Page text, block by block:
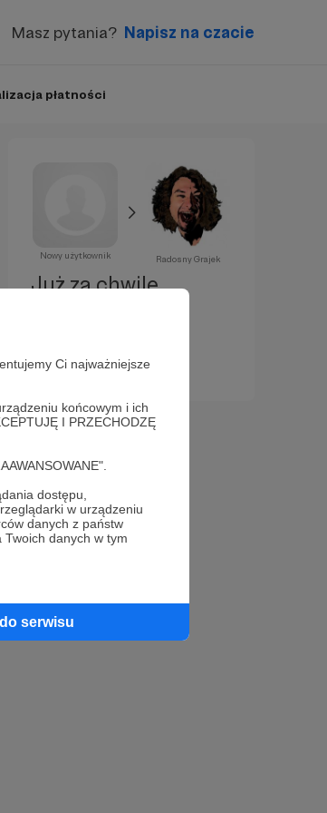
Ci najważniejsze
końcowym i ich
I PRZECHODZĘ
dostępu,
w urządzeniu
danych z państw
danych w tym
serwisu
Masz pytania? Napisz na czacie
płatności
Nowy użytkownik Radosny Grajek
Już za chwilę